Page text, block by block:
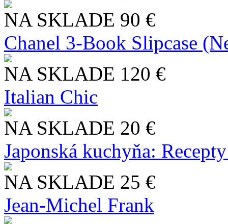
NA SKLADE 90 €
Chanel 3-Book Slipcase
NA SKLADE 120 €
Italian Chic
NA SKLADE 20 €
Japonská kuchyňa:
NA SKLADE 25 €
Jean-Michel Frank